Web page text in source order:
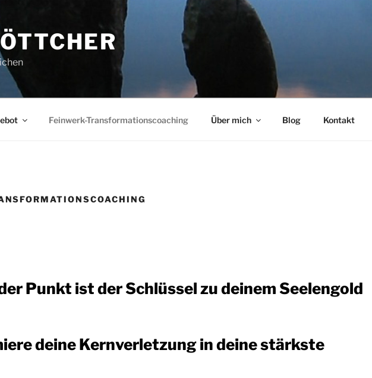
Feinwerk-Transformationscoaching Über mich Blog Kontakt
Punkt ist der Schlüssel zu deinem Seelengold
deine Kernverletzung in deine stärkste